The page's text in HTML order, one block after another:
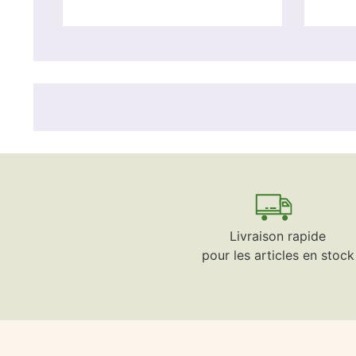
Livraison rapide
pour les articles en stock